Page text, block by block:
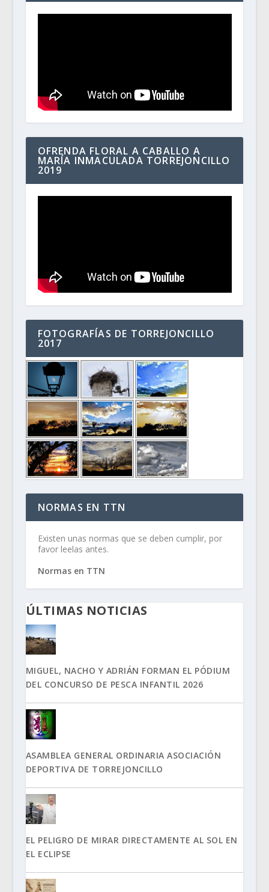
OFRENDA FLORAL A CABALLO A
MARÍA INMACULADA TORREJONCILLO
2019
FOTOGRAFÍAS DE TORREJONCILLO
2017
NORMAS EN TTN
Existen unas normas que se deben cumplir, por
favor leelas antes.
Normas en TTN
ÚLTIMAS NOTICIAS
MIGUEL, NACHO Y ADRIÁN FORMAN EL PÓDIUM
DEL CONCURSO DE PESCA INFANTIL 2026
ASAMBLEA GENERAL ORDINARIA ASOCIACIÓN
DEPORTIVA DE TORREJONCILLO
EL PELIGRO DE MIRAR DIRECTAMENTE AL SOL EN
EL ECLIPSE